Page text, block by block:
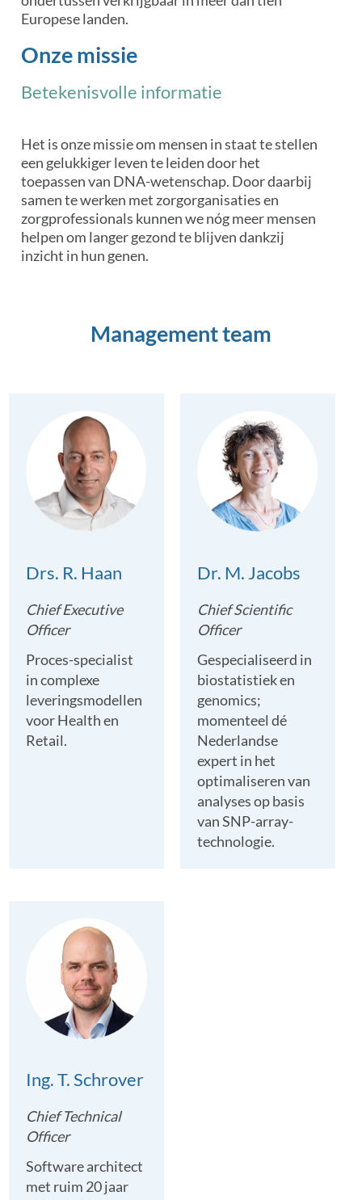
Europese landen.
Onze missie
Betekenisvolle informatie
Het is onze missie om mensen in staat te stellen
een gelukkiger leven te leiden door het
toepassen van DNA-wetenschap. Door daarbij
samen te werken met zorgorganisaties en
zorgprofessionals kunnen we nóg meer mensen
helpen om langer gezond te blijven dankzij
inzicht in hun genen.
Management team
Drs. R. Haan
Chief Executive
Officer
Proces-specialist
in complexe
leveringsmodellen
voor Health en
Retail.
Dr. M. Jacobs
Chief Scientific
Officer
Gespecialiseerd in
biostatistiek en
genomics;
momenteel dé
Nederlandse
expert in het
optimaliseren van
analyses op basis
van SNP-array-
technologie.
Ing. T. Schrover
Chief Technical
Officer
Software architect
met ruim 20 jaar